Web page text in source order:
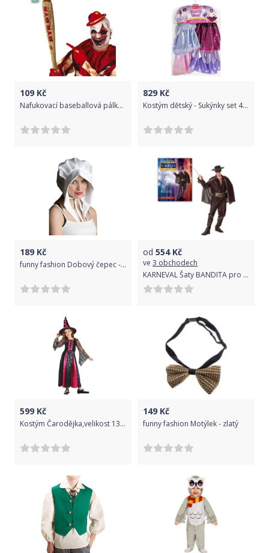
109 Kč
Nafukovací baseballová pálka - 75 cm - Halloween
829 Kč
Kostým dětský - Sukýnky set 4ks (M&D)
189 Kč
funny fashion Dobový čepec - krčmářka
od 554Kč
ve 3 obchodech
KARNEVAL Šaty BANDITA pro dospělé vel. 52 (178 cm) KOSTÝM
599 Kč
Kostým Čarodějka,velikost 130-140 cm
149 Kč
funny fashion Motýlek - zlatý